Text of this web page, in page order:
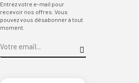
Entrez votre e-mail pour
recevoir nos offres. Vous
pouvez vous désabonner à tout
moment.